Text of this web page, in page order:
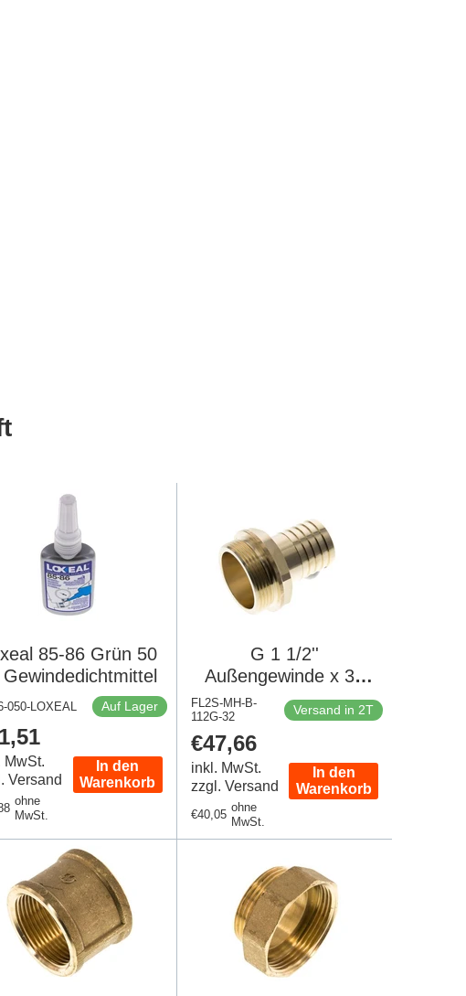
85-86 Grün 50
050-LOXEAL Auf Lager
MwSt.
Versand
ohne
MwSt.
In den
Warenkorb
G 1 1/2''
Außengewinde x 32
mm Messing
Schlauchanschluss 16
FL2S-MH-B-
112G-32
Versand in 2T
Regulärer
Preis
€47,66
inkl. MwSt.
zzgl. Versand
Regulärer
€40,05
ohne
MwSt.
In den
Warenkorb